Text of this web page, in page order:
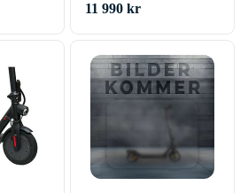
11 990 kr